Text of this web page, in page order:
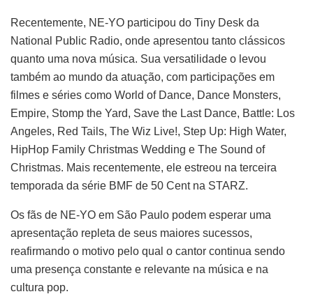
Recentemente, NE-YO participou do Tiny Desk da
National Public Radio, onde apresentou tanto clássicos
quanto uma nova música. Sua versatilidade o levou
também ao mundo da atuação, com participações em
filmes e séries como World of Dance, Dance Monsters,
Empire, Stomp the Yard, Save the Last Dance, Battle: Los
Angeles, Red Tails, The Wiz Live!, Step Up: High Water,
HipHop Family Christmas Wedding e The Sound of
Christmas. Mais recentemente, ele estreou na terceira
temporada da série BMF de 50 Cent na STARZ.
Os fãs de NE-YO em São Paulo podem esperar uma
apresentação repleta de seus maiores sucessos,
reafirmando o motivo pelo qual o cantor continua sendo
uma presença constante e relevante na música e na
cultura pop.